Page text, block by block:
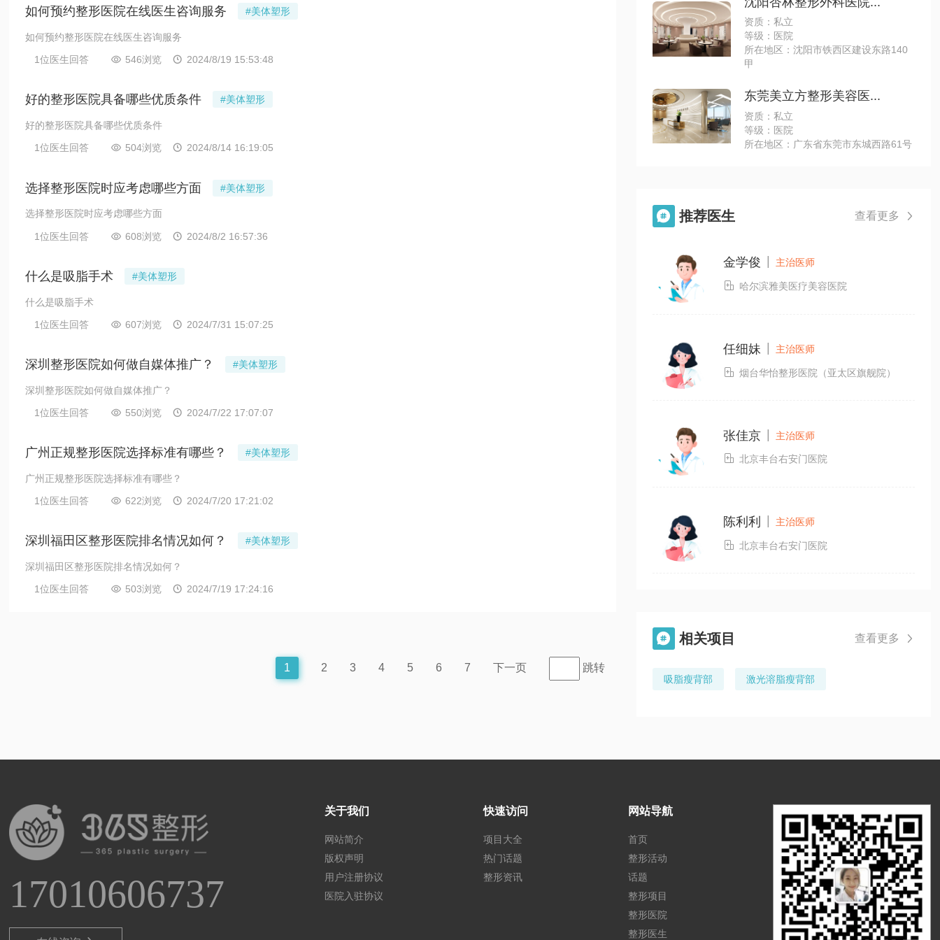
如何预约整形医院在线医生咨询服务 #美体塑形
如何预约整形医院在线医生咨询服务
1位医生回答  546浏览  2024/8/19 15:53:48
好的整形医院具备哪些优质条件 #美体塑形
好的整形医院具备哪些优质条件
1位医生回答  504浏览  2024/8/14 16:19:05
选择整形医院时应考虑哪些方面 #美体塑形
选择整形医院时应考虑哪些方面
1位医生回答  608浏览  2024/8/2 16:57:36
什么是吸脂手术 #美体塑形
什么是吸脂手术
1位医生回答  607浏览  2024/7/31 15:07:25
深圳整形医院如何做自媒体推广？ #美体塑形
深圳整形医院如何做自媒体推广？
1位医生回答  550浏览  2024/7/22 17:07:07
广州正规整形医院选择标准有哪些？ #美体塑形
广州正规整形医院选择标准有哪些？
1位医生回答  622浏览  2024/7/20 17:21:02
深圳福田区整形医院排名情况如何？ #美体塑形
深圳福田区整形医院排名情况如何？
1位医生回答  503浏览  2024/7/19 17:24:16
1 2 3 4 5 6 7 下一页 跳转
资质：私立
等级：医院
所在地区：沈阳市铁西区建设东路140
甲
东莞美立方整形美容医...
资质：私立
等级：医院
所在地区：广东省东莞市东城西路61号
 推荐医生 查看更多 
金学俊 主治医师
 哈尔滨雅美医疗美容医院
任细妹 主治医师
 烟台华怡整形医院（亚太区旗舰院）
张佳京 | 主治医师
 北京丰台右安门医院
陈利利 主治医师
 北京丰台右安门医院
 相关项目 查看更多 
吸脂瘦背部 激光溶脂瘦背部
17010606737
关于我们
网站简介
版权声明
用户注册协议
医院入驻协议
快速访问
项目大全
热门话题
整形资讯
网站导航
首页
整形活动
话题
整形项目
整形医院
整形医生